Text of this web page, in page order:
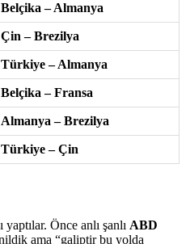
Belçika – Almanya
Çin – Brezilya
Türkiye – Almanya
Belçika – Fransa
Almanya – Brezilya
Türkiye – Çin
yaptılar. Önce anlı şanlı ABD
ama “galiptir bu yolda